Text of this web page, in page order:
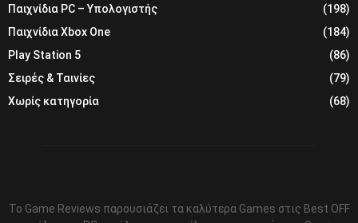
Παιχνίδια PC – Υπολογιστής
(198)
Παιχνίδια Xbox One
(184)
Play Station 5
(86)
Σειρές & Ταινίες
(79)
Χωρίς κατηγορία
(68)
Το Game Reviews παρουσιάζει τα καλύτερα Games στις Best OFF